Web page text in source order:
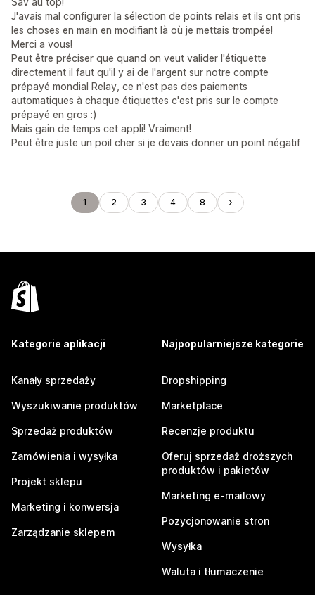
J'avais mal configurer la sélection de points relais et ils ont pris
les choses en main en modifiant là où je mettais trompée!
Merci a vous!
Peut être préciser que quand on veut valider l'étiquette
directement il faut qu'il y ai de l'argent sur notre compte
prépayé mondial Relay, ce n'est pas des paiements
automatiques à chaque étiquettes c'est pris sur le compte
prépayé en gros :)
Mais gain de temps cet appli! Vraiment!
Peut être juste un poil cher si je devais donner un point négatif
1 2 3 4 8
Kategorie aplikacji
Kanały sprzedaży
Wyszukiwanie produktów
Sprzedaż produktów
Zamówienia i wysyłka
Projekt sklepu
Marketing i konwersja
Zarządzanie sklepem
Najpopularniejsze kategorie
Dropshipping
Marketplace
Recenzje produktu
Oferuj sprzedaż droższych
produktów i pakietów
Marketing e-mailowy
Pozycjonowanie stron
Wysyłka
Waluta i tłumaczenie